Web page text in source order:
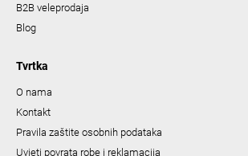
B2B veleprodaja
Blog
Tvrtka
O nama
Kontakt
Pravila zaštite osobnih podataka
Uvjeti povrata robe i reklamacija